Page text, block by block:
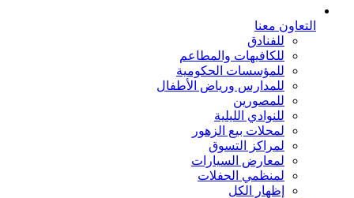
التعاون معنا
للفنادق
للكافيهات والمطاعم
للمؤسسات الحكومية
للمدارس ورياض الأطفال
للمصورين
للنوادي الليلية
لمحلات بيع الزهور
لمراكز التسوق
لمعارض السيارات
لمنظمي الحفلات
إظهار الكل